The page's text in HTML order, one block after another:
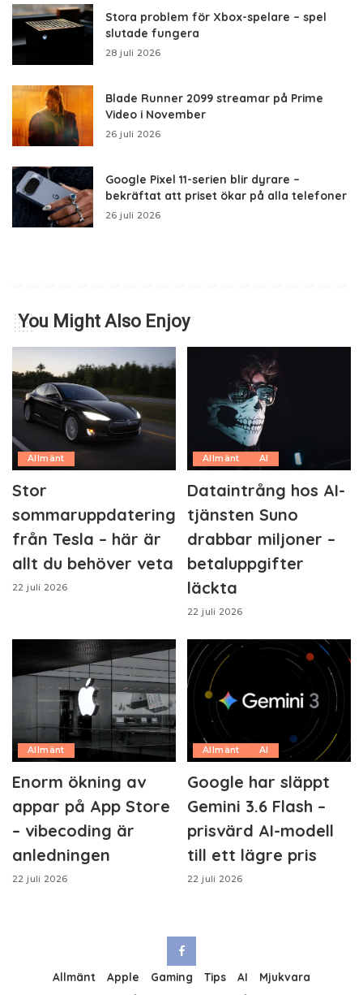
Stora problem för Xbox-spelare – spel
slutade fungera
28 juli 2026
Blade Runner 2099 streamar på Prime
Video i November
26 juli 2026
Google Pixel 11-serien blir dyrare –
bekräftat att priset ökar på alla telefoner
26 juli 2026
You Might Also Enjoy
Allmänt
Stor
sommaruppdatering
från Tesla – här är
allt du behöver veta
22 juli 2026
Allmänt AI
Dataintrång hos AI-
tjänsten Suno
drabbar miljoner –
betaluppgifter
läckta
22 juli 2026
Allmänt
Enorm ökning av
appar på App Store
– vibecoding är
anledningen
22 juli 2026
Allmänt AI
Google har släppt
Gemini 3.6 Flash –
prisvärd AI-modell
till ett lägre pris
22 juli 2026
Allmänt Apple Gaming Tips AI
Mjukvara